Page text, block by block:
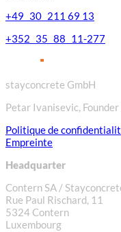
+49 30 211 69 13
+352 35 88 11-277
stayconcrete GmbH
Petar Ivanisevic,
Politique de
Empreinte
Headquarter
Contern SA /
Rue Paul Rischard, 11
5324 Contern
Luxembourg